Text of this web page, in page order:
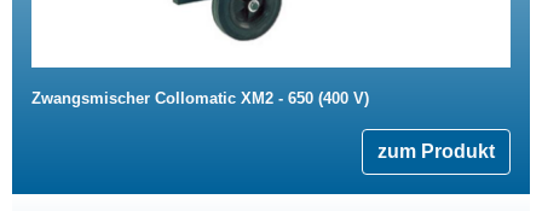
Zwangsmischer Collomatic XM2 - 650 (400 V)
zum Produkt